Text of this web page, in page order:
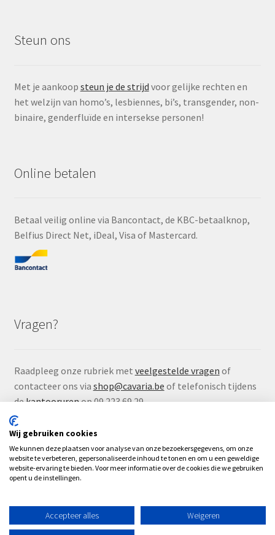
Steun ons
Met je aankoop steun je de strijd voor gelijke rechten en
het welzijn van homo’s, lesbiennes, bi’s, transgender, non-
binaire, genderfluïde en intersekse personen!
Online betalen
Betaal veilig online via Bancontact, de KBC-betaalknop,
Belfius Direct Net, iDeal, Visa of Mastercard.
Vragen?
Raadpleeg onze rubriek met veelgestelde vragen of
contacteer ons via shop@cavaria.be of telefonisch tijdens
dekantoorurenop 09 223 69 29.
© Çavaria Webshop 2026
Wij gebruiken cookies
We kunnen deze plaatsen voor analyse van onze bezoekersgegevens, om onze
website te verbeteren, gepersonaliseerde inhoud te tonen en om u een geweldige
website-ervaring te bieden. Voor meer informatie over de cookies die we gebruiken
opent u de instellingen.
Accepteer alles Weigeren